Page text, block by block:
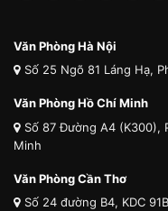
Văn Phòng Hà Nội
Số 25 Ngõ 81 Láng Hạ,
Văn Phòng Hồ Chí Minh
Số 87 Đường A4 (K300),
Minh
Văn Phòng Cần Thơ
Số 24 đường B4, KDC